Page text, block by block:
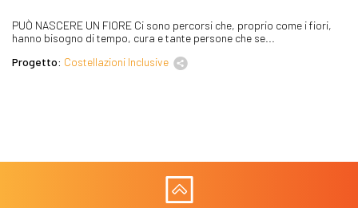
PUÒ NASCERE UN FIORE Ci sono percorsi che, proprio come i fiori,
hanno bisogno di tempo, cura e tante persone che se...
Progetto: Costellazioni Inclusive